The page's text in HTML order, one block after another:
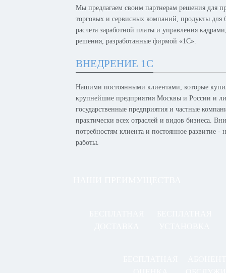
Мы предлагаем своим партнерам решения для
торговых и сервисных компаний, продукты для
расчета заработной платы и управления
решения, разработанные фирмой «1С».
ВНЕДРЕНИЕ 1С
Нашими постоянными клиентами, которые
крупнейшие предприятия Москвы и России и
государственные предприятия и частные
практически всех отраслей и видов бизнеса.
потребностям клиента и постоянное развитие
работы.